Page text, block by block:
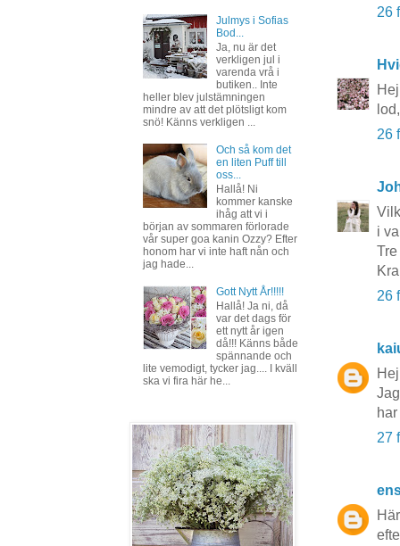
26
26
i
26
Hej
27
Julmys i Sofias
Bod...
Ja, nu är det
verkligen jul i
varenda vrå i
butiken.. Inte
heller blev julstämningen
mindre av att det plötsligt kom
snö! Känns verkligen ...
Och så kom det
en liten Puff till
oss...
Hallå! Ni
kommer kanske
ihåg att vi i
början av sommaren förlorade
vår super goa kanin Ozzy? Efter
honom har vi inte haft nån och
jag hade...
Gott Nytt År!!!!!
Hallå! Ja ni, då
var det dags för
ett nytt år igen
då!!! Känns både
spännande och
lite vemodigt, tycker jag.... I kväll
ska vi fira här he...